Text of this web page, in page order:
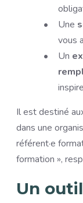
Une
vous
Un
Il est destiné
dans une
référent·e
formation »,
Un